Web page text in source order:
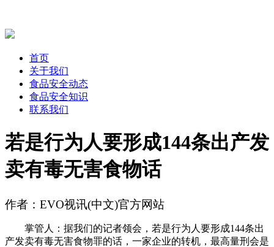
首页
关于我们
食品安全动态
食品安全知识
联系我们
若是行为人要形成144条出产发
卖有毒无害食物话
作者：EVO视讯(中文)官方网站
掌管人：据我们的记者领会，若是行为人要形成144条出
产发卖有毒无害食物罪的话，一家企业的转机，最高量刑会是